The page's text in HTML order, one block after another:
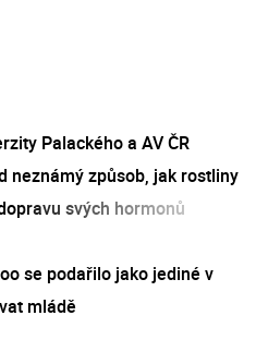
Palackého a AV ČR
neznámý způsob, jak rostliny
svých hormonů
se podařilo jako jediné v
mládě